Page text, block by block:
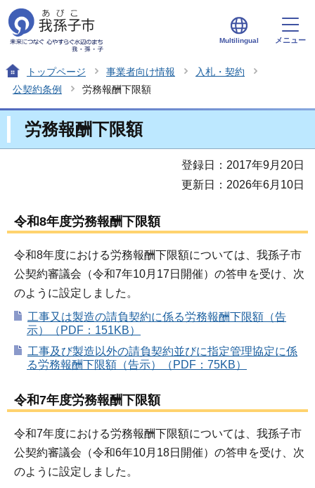
Multilingual メニュー
トップページ 事業者向け情報
入札・契約
公契約条例
労務報酬下限額
労務報酬下限額
登録日：2017年9月20日
更新日：2026年6月10日
令和8年度労務報酬下限額
令和8年度における労務報酬下限額については、我孫子市
公契約審議会（令和7年10月17日開催）の答申を受け、次
のように設定しました。
工事又は製造の請負契約に係る労務報酬下限額（告
示）（PDF：151KB）
工事及び製造以外の請負契約並びに指定管理協定に係
る労務報酬下限額（告示）（PDF：75KB）
令和7年度労務報酬下限額
令和7年度における労務報酬下限額については、我孫子市
公契約審議会（令和6年10月18日開催）の答申を受け、次
のように設定しました。